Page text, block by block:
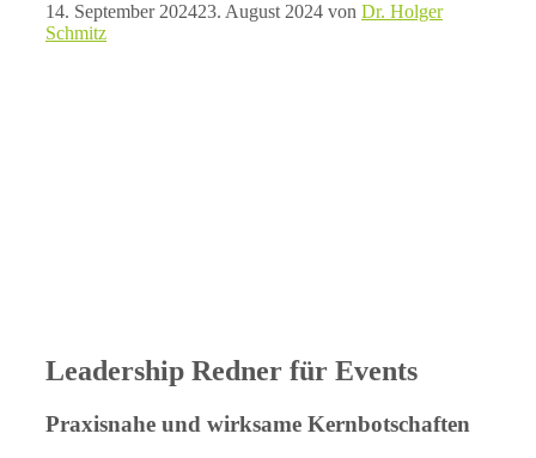
14. September 202423. August 2024 von Dr. Holger
Schmitz
Leadership Redner für Events
Praxisnahe und wirksame Kernbotschaften